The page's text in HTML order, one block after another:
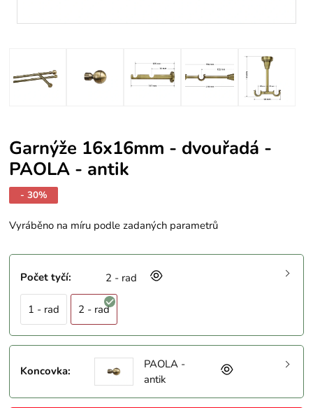
Garnýže 16x16mm - dvouřadá -
PAOLA - antik
- 30%
Vyráběno na míru podle zadaných parametrů
Počet tyčí: 2 - rad
1 - rad 2 - rad
Koncovka:
PAOLA -
antik